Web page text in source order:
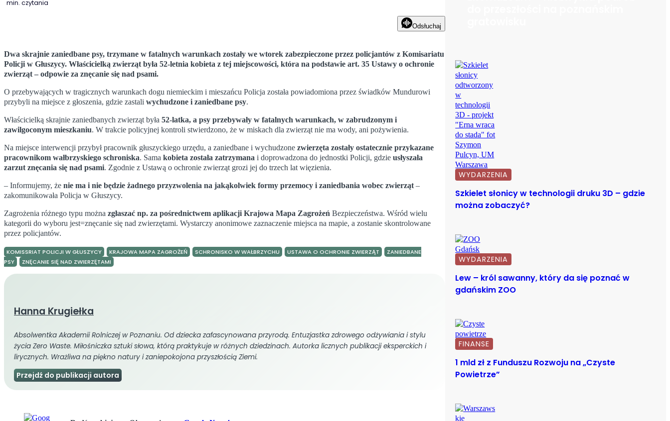
min. czytania
Odsłuchaj
Dwa skrajnie zaniedbane psy, trzymane w fatalnych warunkach zostały we wtorek zabezpieczone przez policjantów z Komisariatu
Policji w Głuszycy. Właścicielką zwierząt była 52-letnia kobieta z tej miejscowości, która na podstawie art. 35 Ustawy o ochronie
zwierząt – odpowie za znęcanie się nad psami.
O przebywających w tragicznych warunkach dogu niemieckim i mieszańcu Policja została powiadomiona przez świadków Mundurowi
przybyli na miejsce z głoszenia, gdzie zastali wychudzone i zaniedbane psy.
Właścicielką skrajnie zaniedbanych zwierząt była 52-latka, a psy przebywały w fatalnych warunkach, w zabrudzonym i
zawilgoconym mieszkaniu. W trakcie policyjnej kontroli stwierdzono, że w miskach dla zwierząt nie ma wody, ani pożywienia.
Na miejsce interwencji przybył pracownik głuszyckiego urzędu, a zaniedbane i wychudzone zwierzęta zostały ostatecznie przykazane
pracownikom wałbrzyskiego schroniska. Sama kobieta została zatrzymana i doprowadzona do jednostki Policji, gdzie usłyszała
zarzut znęcania się nad psami. Zgodnie z Ustawą o ochronie zwierząt grozi jej do trzech lat więzienia.
– Informujemy, że nie ma i nie będzie żadnego przyzwolenia na jakąkolwiek formy przemocy i zaniedbania wobec zwierząt –
zakomunikowała Policja w Głuszycy.
Zagrożenia różnego typu można zgłaszać np. za pośrednictwem aplikacji Krajowa Mapa Zagrożeń Bezpieczeństwa. Wśród wielu
kategorii do wyboru jest=znęcanie się nad zwierzętami. Wystarczy anonimowe zaznaczenie miejsca na mapie, a zostanie skontrolowane
przez policjantów.
KOMISSRIAT POLICJI W GŁUSZYCY KRAJOWA MAPA ZAGROŻEŃ SCHRONISKO W WAŁBRZYCHU USTAWA O OCHRONIE ZWIERZĄT
ZANIEDBANE
PSY
ZNĘCANIE SIĘ NAD ZWIERZĘTAMI
Hanna Krugiełka
Absolwentka Akademii Rolniczej w Poznaniu. Od dziecka zafascynowana przyrodą. Entuzjastka zdrowego odżywiania i stylu
życia Zero Waste. Miłośniczka sztuki słowa, którą praktykuje w różnych dziedzinach. Autorka licznych publikacji eksperckich i
lirycznych. Wrażliwa na piękno natury i zaniepokojona przyszłością Ziemi.
Przejdź do publikacji autora
WYDARZENIA
Szkielet słonicy w technologii druku 3D – gdzie
można zobaczyć?
WYDARZENIA
Lew – król sawanny, który da się poznać w
gdańskim ZOO
FINANSE
1 mld zł z Funduszu Rozwoju na „Czyste
Powietrze”